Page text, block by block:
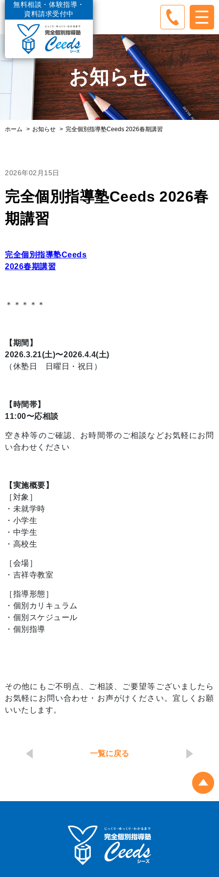
無料相談・体験指導・
資料請求受付中
お知らせ
ホーム お知らせ 完全個別指導塾Ceeds 2026春期講習
2026年02月15日
完全個別指導塾Ceeds 2026春
期講習
完全個別指導塾Ceeds
2026春期講習
＊＊＊＊＊
【期間】
2026.3.21(土)〜2026.4.4(土)
（休塾日 日曜日・祝日）
【時間帯】
11:00〜応相談
空き枠等のご確認、お時間帯のご相談などお気軽にお問
い合わせください
【実施概要】
［対象］
・未就学時
・小学生
・中学生
・高校生
［会場］
・吉祥寺教室
［指導形態］
・個別カリキュラム
・個別スケジュール
・個別指導
その他にもご不明点、ご相談、ご要望等ございましたら
お気軽にお問い合わせ・お声がけください。宜しくお願
いいたします。
一覧に戻る